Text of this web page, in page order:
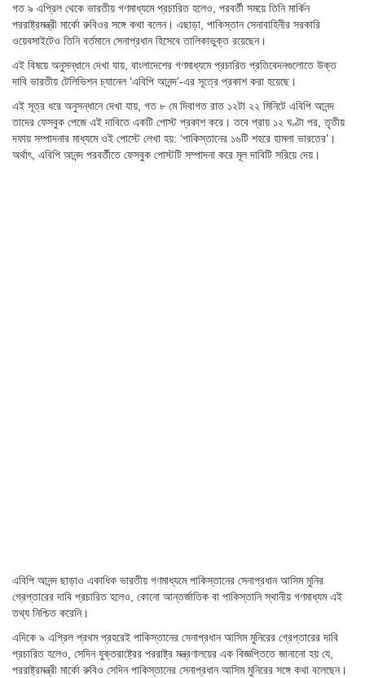
গত ৯ এপ্রিল থেকে ভারতীয় গণমাধ্যমে প্রচারিত হলেও, পরবর্তী সময়ে তিনি মার্কিন
পররাষ্ট্রমন্ত্রী মার্কো রুবিওর সঙ্গে কথা বলেন। এছাড়া, পাকিস্তান সেনাবাহিনীর সরকারি
ওয়েবসাইটেও তিনি বর্তমানে সেনাপ্রধান হিসেবে তালিকাভুক্ত রয়েছেন।
এই বিষয়ে অনুসন্ধানে দেখা যায়, বাংলাদেশের গণমাধ্যমে প্রচারিত প্রতিবেদনগুলোতে উক্ত
দাবি ভারতীয় টেলিভিশন চ্যানেল ‘এবিপি আনন্দ’-এর সূত্রে প্রকাশ করা হয়েছে।
এই সূত্র ধরে অনুসন্ধানে দেখা যায়, গত ৮ মে দিবাগত রাত ১২টা ২২ মিনিটে এবিপি আনন্দ
তাদের ফেসবুক পেজে এই দাবিতে একটি পোস্ট প্রকাশ করে। তবে প্রায় ১২ ঘণ্টা পর, তৃতীয়
দফায় সম্পাদনার মাধ্যমে ওই পোস্টে লেখা হয়: ‘পাকিস্তানের ১৬টি শহরে হামলা ভারতের’।
অর্থাৎ, এবিপি আনন্দ পরবর্তীতে ফেসবুক পোস্টটি সম্পাদনা করে মূল দাবিটি সরিয়ে দেয়।
এবিপি আনন্দ ছাড়াও একাধিক ভারতীয় গণমাধ্যমে পাকিস্তানের সেনাপ্রধান আসিম মুনির
গ্রেপ্তারের দাবি প্রচারিত হলেও, কোনো আন্তর্জাতিক বা পাকিস্তানি স্থানীয় গণমাধ্যম এই
তথ্য নিশ্চিত করেনি।
এদিকে ৯ এপ্রিল প্রথম প্রহরেই পাকিস্তানের সেনাপ্রধান আসিম মুনিরের গ্রেপ্তারের দাবি
প্রচারিত হলেও, সেদিন যুক্তরাষ্ট্রের পররাষ্ট্র মন্ত্রণালয়ের এক বিজ্ঞপ্তিতে জানানো হয় যে,
পররাষ্ট্রমন্ত্রী মার্কো রুবিও সেদিন পাকিস্তানের সেনাপ্রধান আসিম মুনিরের সঙ্গে কথা বলেছেন।